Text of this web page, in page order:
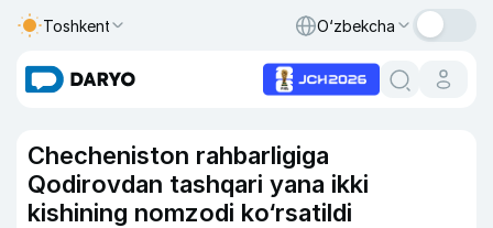
Toshkent O‘zbekcha
Checheniston rahbarligiga
Qodirovdan tashqari yana ikki
kishining nomzodi ko‘rsatildi